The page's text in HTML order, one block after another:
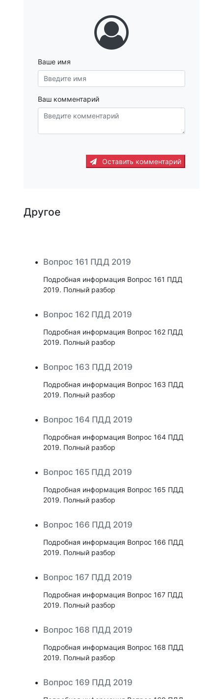
Ваше имя
Ваш комментарий
Оставить комментарий
Другое
Вопрос 161 ПДД 2019
Подробная информация Вопрос 161 ПДД
2019. Полный разбор
Вопрос 162 ПДД 2019
Подробная информация Вопрос 162 ПДД
2019. Полный разбор
Вопрос 163 ПДД 2019
Подробная информация Вопрос 163 ПДД
2019. Полный разбор
Вопрос 164 ПДД 2019
Подробная информация Вопрос 164 ПДД
2019. Полный разбор
Вопрос 165 ПДД 2019
Подробная информация Вопрос 165 ПДД
2019. Полный разбор
Вопрос 166 ПДД 2019
Подробная информация Вопрос 166 ПДД
2019. Полный разбор
Вопрос 167 ПДД 2019
Подробная информация Вопрос 167 ПДД
2019. Полный разбор
Вопрос 168 ПДД 2019
Подробная информация Вопрос 168 ПДД
2019. Полный разбор
Вопрос 169 ПДД 2019